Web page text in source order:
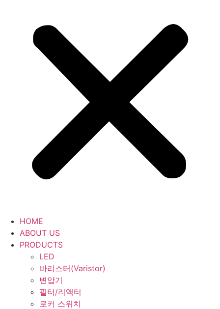
HOME
ABOUT US
PRODUCTS
LED
바리스터(Varistor)
변압기
필터/리액터
로커 스위치